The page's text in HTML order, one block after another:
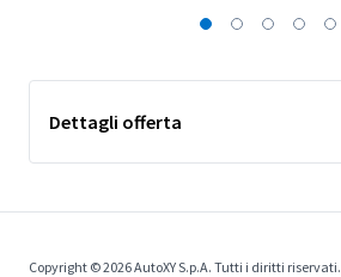
Dettagli offerta
Copyright © 2026 AutoXY S.p.A. Tutti i diritti riservati.